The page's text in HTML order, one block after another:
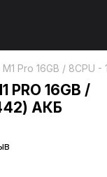
M1 Pro 16GB / 8CPU
PRO 16GB /
АКБ